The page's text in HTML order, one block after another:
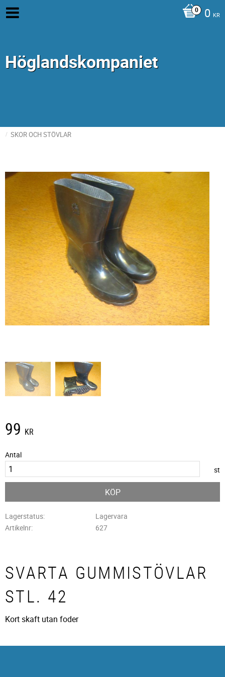
0 KR
Höglandskompaniet
SKOR OCH STÖVLAR
99 KR
Antal
st
KÖP
Lagerstatus
Lagervara
Artikelnr
627
SVARTA GUMMISTÖVLAR
STL. 42
Kort skaft utan foder